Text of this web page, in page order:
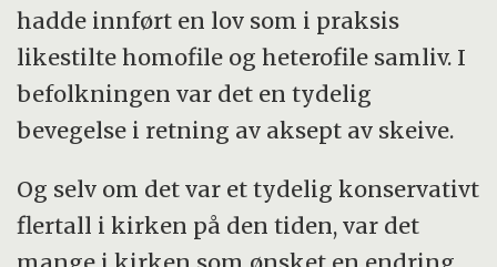
hadde innført en lov som i praksis
likestilte homofile og heterofile samliv. I
befolkningen var det en tydelig
bevegelse i retning av aksept av skeive.
Og selv om det var et tydelig konservativt
flertall i kirken på den tiden, var det